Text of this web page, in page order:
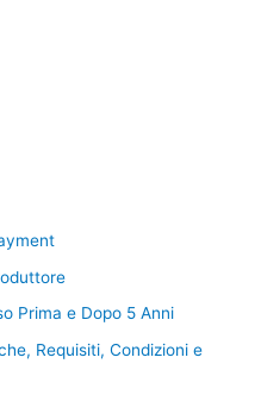
Prima e Dopo 5 Anni
Requisiti, Condizioni e